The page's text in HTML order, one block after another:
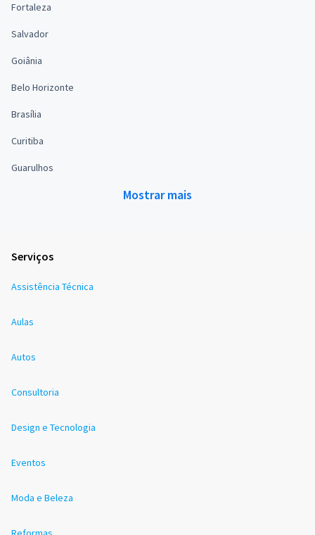
Fortaleza
Salvador
Goiânia
Belo Horizonte
Brasília
Curitiba
Guarulhos
Mostrar mais
Serviços
Assistência Técnica
Aulas
Autos
Consultoria
Design e Tecnologia
Eventos
Moda e Beleza